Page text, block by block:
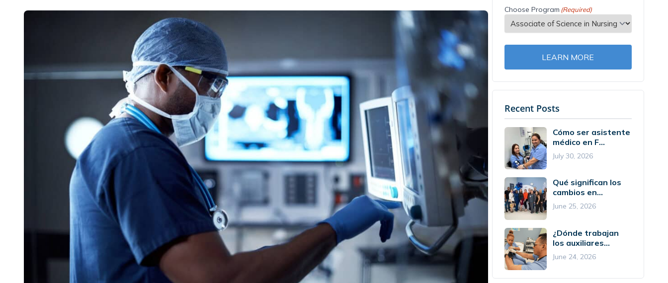
Choose Program (Required)
LEARN MORE
Recent Posts
Cómo ser asistente
médico en F...
July 30, 2026
Qué significan los
cambios en...
June 25, 2026
¿Dónde trabajan
los auxiliares...
June 24, 2026